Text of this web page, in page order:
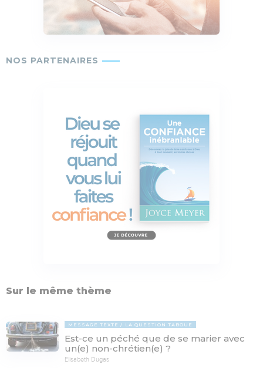
Sur le même thème
MESSAGE TEXTE LA QUESTION TABOUE
Est-ce un péché que de se marier avec
un(e) non-chrétien(e) ?
Elisabeth Dugas